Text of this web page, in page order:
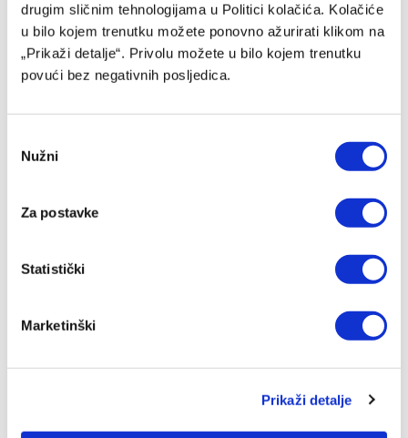
drugim sličnim tehnologijama u Politici kolačića. Kolačiće
u bilo kojem trenutku možete ponovno ažurirati klikom na
„Prikaži detalje“. Privolu možete u bilo kojem trenutku
povući bez negativnih posljedica.
Selection
Nužni
Za postavke
Statistički
Marketinški
Prikaži detalje
Bh. kadeti ubjedljivi protiv Norveške
06/08/2026
05/08/2026